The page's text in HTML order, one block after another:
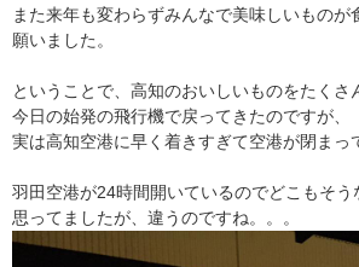
また来年も変わらずみんなで美味しいものが
願いました。
ということで、高知のおいしいものをたくさ
今日の始発の飛行機で戻ってきたのですが、
実は高知空港に早く着きすぎて空港が閉まっ
羽田空港が24時間開いているのでどこもそう
思ってましたが、違うのですね。。。